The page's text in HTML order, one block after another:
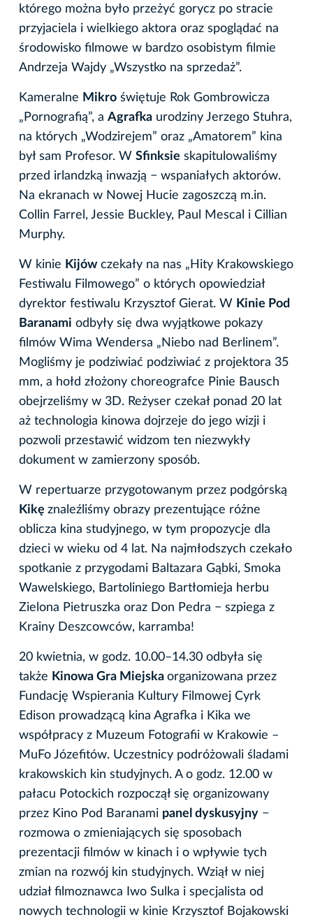
którego można było przeżyć gorycz po stracie
przyjaciela i wielkiego aktora oraz spoglądać na
środowisko filmowe w bardzo osobistym filmie
Andrzeja Wajdy „Wszystko na sprzedaż”.
Kameralne Mikro świętuje Rok Gombrowicza
„Pornografią”, a Agrafka urodziny Jerzego Stuhra,
na których „Wodzirejem” oraz „Amatorem” kina
był sam Profesor. W Sfinksie skapitulowaliśmy
przed irlandzką inwazją − wspaniałych aktorów.
Na ekranach w Nowej Hucie zagoszczą m.in.
Collin Farrel, Jessie Buckley, Paul Mescal i Cillian
Murphy.
W kinie Kijów czekały na nas „Hity Krakowskiego
Festiwalu Filmowego” o których opowiedział
dyrektor festiwalu Krzysztof Gierat. W Kinie Pod
Baranami odbyły się dwa wyjątkowe pokazy
filmów Wima Wendersa „Niebo nad Berlinem”.
Mogliśmy je podziwiać podziwiać z projektora 35
mm, a hołd złożony choreografce Pinie Bausch
obejrzeliśmy w 3D. Reżyser czekał ponad 20 lat
aż technologia kinowa dojrzeje do jego wizji i
pozwoli przestawić widzom ten niezwykły
dokument w zamierzony sposób.
W repertuarze przygotowanym przez podgórską
Kikę znaleźliśmy obrazy prezentujące różne
oblicza kina studyjnego, w tym propozycje dla
dzieci w wieku od 4 lat. Na najmłodszych czekało
spotkanie z przygodami Baltazara Gąbki, Smoka
Wawelskiego, Bartoliniego Bartłomieja herbu
Zielona Pietruszka oraz Don Pedra − szpiega z
Krainy Deszcowców, karramba!
20 kwietnia, w godz. 10.00–14.30 odbyła się
także Kinowa Gra Miejska organizowana przez
Fundację Wspierania Kultury Filmowej Cyrk
Edison prowadzącą kina Agrafka i Kika we
współpracy z Muzeum Fotografii w Krakowie –
MuFo Józefitów. Uczestnicy podróżowali śladami
krakowskich kin studyjnych. A o godz. 12.00 w
pałacu Potockich rozpoczął się organizowany
przez Kino Pod Baranami panel dyskusyjny −
rozmowa o zmieniających się sposobach
prezentacji filmów w kinach i o wpływie tych
zmian na rozwój kin studyjnych. Wziął w niej
udział filmoznawca Iwo Sulka i specjalista od
nowych technologii w kinie Krzysztof Bojakowski